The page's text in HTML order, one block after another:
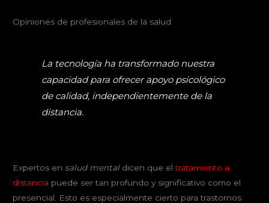
Opiniones de profesionales de la salud
La tecnología ha transformado nuestra
capacidad para ofrecer apoyo psicológico
de calidad, independientemente de la
distancia.
Expertos en salud mentaldicen que eltratamiento a
distancia puede ser tan profundo y significativo como el
presencial. Esto es especialmente cierto para trastornos